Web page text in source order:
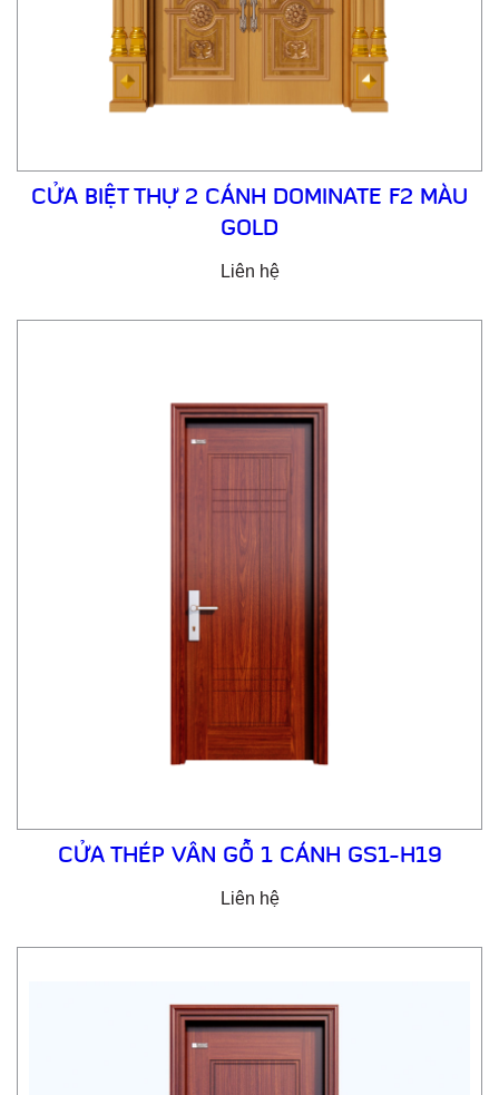
CỬA BIỆT THỰ 2 CÁNH DOMINATE F2 MÀU
GOLD
Liên hệ
CỬA THÉP VÂN GỖ 1 CÁNH GS1-H19
Liên hệ